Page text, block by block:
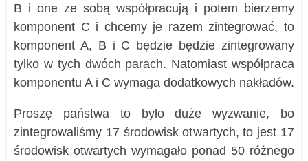
B i one ze sobą współpracują i potem bierzemy
komponent C i chcemy je razem zintegrować, to
komponent A, B i C będzie będzie zintegrowany
tylko w tych dwóch parach. Natomiast współpraca
komponentu A i C wymaga dodatkowych nakładów.
Proszę państwa to było duże wyzwanie, bo
zintegrowaliśmy 17 środowisk otwartych, to jest 17
środowisk otwartych wymagało ponad 50 różnego